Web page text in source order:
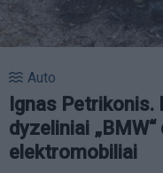
Auto
Ignas
dyzeliniai
elektromobiliai